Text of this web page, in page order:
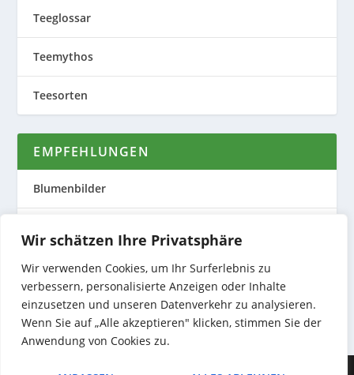
Wir schätzen Ihre Privatsphäre
Wir verwenden Cookies, um Ihr Surferlebnis zu
verbessern, personalisierte Anzeigen oder Inhalte
einzusetzen und unseren Datenverkehr zu analysieren.
Wenn Sie auf „Alle akzeptieren" klicken, stimmen Sie der
Anwendung von Cookies zu.
Teeglossar
Teemythos
Teesorten
EMPFEHLUNGEN
Blumenbilder
Nature to Print
Preiswerte Produktfotos